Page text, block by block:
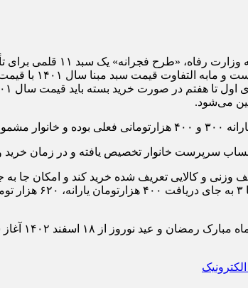
بر اساس اطلاعیه
سرپرست خانوار تخصیص یافته و در زمان
وزنی و کالایی تعریف شده خرید کند و امکان جا
فروردین ۱۴۰۳ ادامه دارد که مرحله سوم آن نیز از ۱۸ فروردین ماه آغاز خواهد شد.